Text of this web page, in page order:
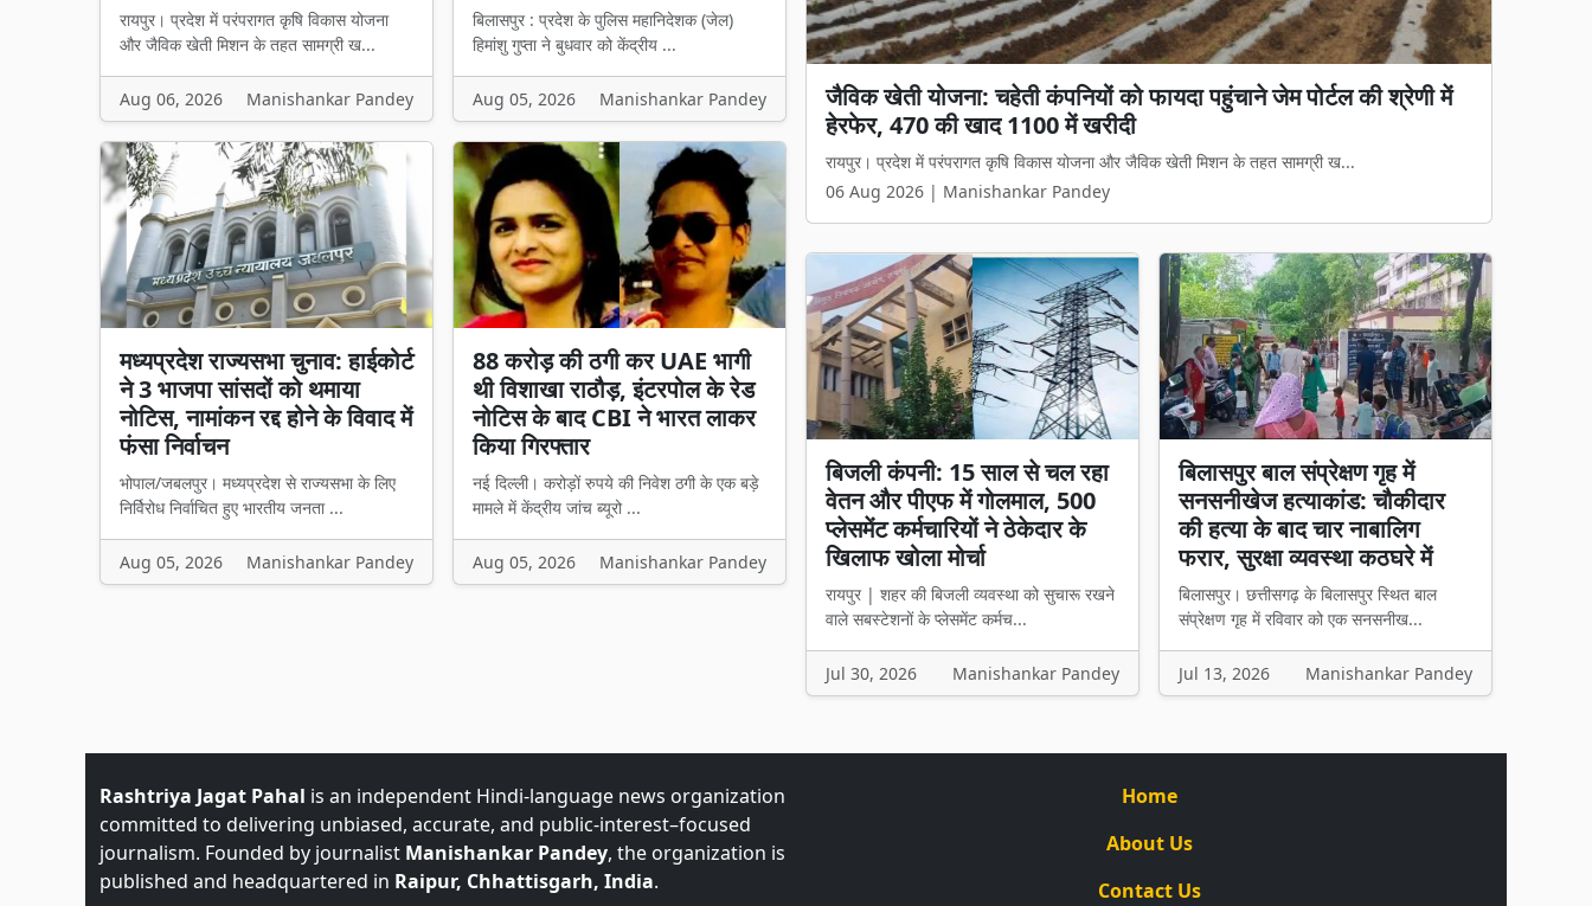
रायपुर। प्रदेश में परंपरागत कृषि विकास योजना
और जैविक खेती मिशन के तहत सामग्री ख...
Aug 06, 2026 Manishankar Pandey
बिलासपुर : प्रदेश के पुलिस महानिदेशक (जेल)
हिमांशु गुप्ता ने बुधवार को केंद्रीय ...
Aug 05, 2026 Manishankar Pandey
मध्यप्रदेश राज्यसभा चुनाव: हाईकोर्ट
ने 3 भाजपा सांसदों को थमाया
नोटिस, नामांकन रद्द होने के विवाद में
फंसा निर्वाचन
भोपाल/जबलपुर। मध्यप्रदेश से राज्यसभा के लिए
निर्विरोध निर्वाचित हुए भारतीय जनता ...
Aug 05, 2026 Manishankar Pandey
88 करोड़ की ठगी कर UAE भागी
थी विशाखा राठौड़, इंटरपोल के रेड
नोटिस के बाद CBI ने भारत लाकर
किया गिरफ्तार
नई दिल्ली। करोड़ों रुपये की निवेश ठगी के एक बड़े
मामले में केंद्रीय जांच ब्यूरो ...
Aug 05, 2026 Manishankar Pandey
जैविक खेती योजना: चहेती कंपनियों को फायदा पहुंचाने जेम पोर्टल की श्रेणी में
हेरफेर, 470 की खाद 1100 में खरीदी
रायपुर। प्रदेश में परंपरागत कृषि विकास योजना और जैविक खेती मिशन के तहत सामग्री ख...
06 Aug 2026 | Manishankar Pandey
केंद्रीय जेल का डीजी हिमांशु गुप्ता ने किया औचक निरीक्षण, जेल उद्योग, शिक्षा
और भोजन व्यवस्था होगी हाईटेक
बिलासपुर : प्रदेश के पुलिस महानिदेशक (जेल) हिमांशु गुप्ता ने बुधवार को केंद्रीय ...
05 Aug 2026 | Manishankar Pandey
बिजली कंपनी: 15 साल से चल रहा
वेतन और पीएफ में गोलमाल, 500
प्लेसमेंट कर्मचारियों ने ठेकेदार के
खिलाफ खोला मोर्चा
रायपुर | शहर की बिजली व्यवस्था को सुचारू रखने
वाले सबस्टेशनों के प्लेसमेंट कर्मच...
Jul 30, 2026 Manishankar Pandey
बिलासपुर बाल संप्रेक्षण गृह में
सनसनीखेज हत्याकांड: चौकीदार
की हत्या के बाद चार नाबालिग
फरार, सुरक्षा व्यवस्था कठघरे में
बिलासपुर। छत्तीसगढ़ के बिलासपुर स्थित बाल
संप्रेक्षण गृह में रविवार को एक सनसनीख...
Jul 13, 2026 Manishankar Pandey
Rashtriya Jagat Pahal is an independent Hindi-language news organization
committed to delivering unbiased, accurate, and public-interest–focused
journalism. Founded by journalist Manishankar Pandey, the organization is
published and headquartered in Raipur, Chhattisgarh, India.
Home
About Us
Contact Us